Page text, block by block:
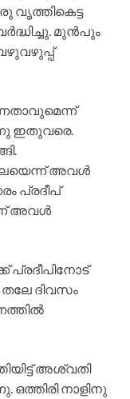
വൃത്തികെട്ട
മുൻപും
ഇതുവരെ.
അവൾ
പ്രദീപ്
അവൾ
പ്രദീപിനോട്
ദിവസം
അശ്വതി
ഒത്തിരി നാളിനു